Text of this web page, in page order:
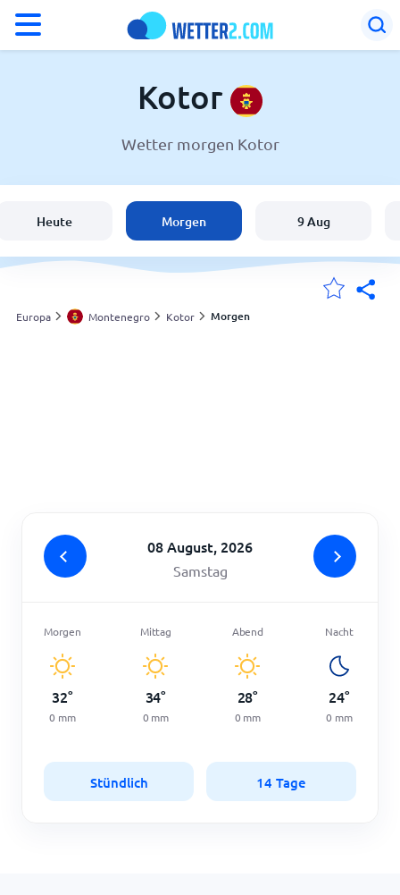
Schweiz
Deutschland
Kotor
Wetter morgen Kotor
Heute Morgen 9 Aug
Europa Montenegro Kotor Morgen
08 August, 2026
Samstag
Morgen
32°
0 mm
Mittag
34°
0 mm
Abend
28°
0 mm
Nacht
24°
0 mm
Stündlich 14 Tage